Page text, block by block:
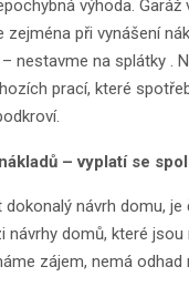
výhoda.
při vynášení
nestavme na splátky .
prací, které
– vyplatí se
návrh domu,
návrhy domů, které
zájem, nemá